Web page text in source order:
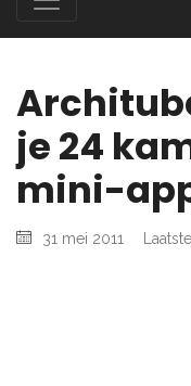
je 24
mini-
31 mei 2011